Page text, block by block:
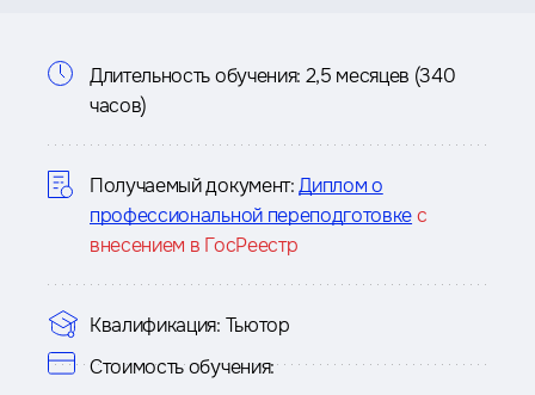
Информация
курсе
Длительность обучения: 2,5 месяцев (340
часов)
Получаемый документ: Диплом о
профессиональной переподготовкес
внесением в ГосРеестр
Квалификация: Тьютор
Стоимость обучения: